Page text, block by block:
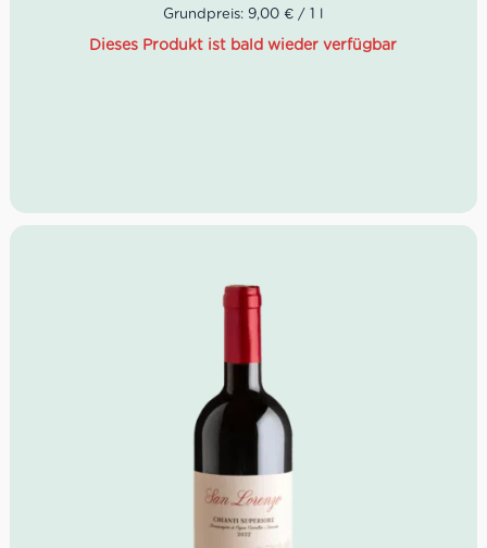
Novello Vino Rosso 2025,
Beato Bartolomeo Breganze:
Grundpreis: 9,00 € / 1 l
Dieses Produkt ist bald wieder verfügbar